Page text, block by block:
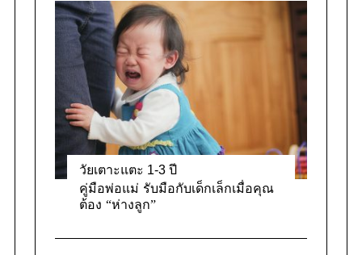
วัยเตาะแตะ 1-3 ปี
คู่มือพ่อแม่ รับมือกับเด็กเล็กเมื่อคุณ
ต้อง “ห่างลูก”